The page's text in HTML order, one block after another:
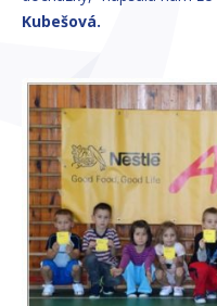
Kubešová.